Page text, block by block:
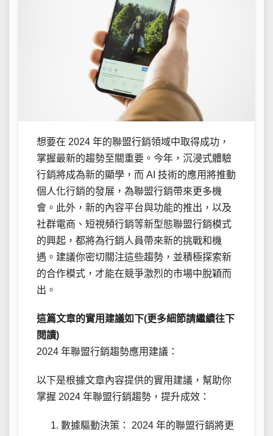
想要在 2024 年的聯盟行銷領域中取得成功，
掌握最新的趨勢至關重要。今年，沉浸式體驗
行銷將成為新的顯學，而 AI 技術的應用將推動
個人化行銷的發展，為聯盟行銷帶來更多機
會。此外，新的內容平台與功能的推出，以及
社群電商、短視頻行銷等新型態聯盟行銷模式
的興起，都將為行銷人員帶來新的挑戰和機
遇。建議你密切關注這些趨勢，並積極探索新
的合作模式，才能在競爭激烈的市場中脫穎而
出。
這篇文章的實用建議如下(更多細節請繼續往下
閱讀)
2024 年聯盟行銷趨勢應用建議：
以下是根據文章內容提供的實用建議，幫助你
掌握 2024 年聯盟行銷趨勢，提升成效：
數據驅動決策： 2024 年的聯盟行銷將更